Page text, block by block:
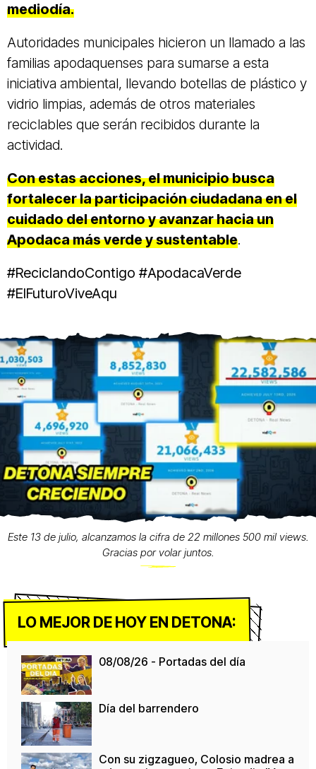
mediodía.
Autoridades municipales hicieron un llamado a las
familias apodaquenses para sumarse a esta
iniciativa ambiental, llevando botellas de plástico y
vidrio limpias, además de otros materiales
reciclables que serán recibidos durante la
actividad.
Con estas acciones, el municipio busca
fortalecer la participación ciudadana en el
cuidado del entorno y avanzar hacia un
Apodaca más verde y sustentable.
#ReciclandoContigo #ApodacaVerde
#ElFuturoViveAqu
Este 13 de julio, alcanzamos la cifra de 22 millones 500 mil views.
Gracias por volar juntos.
LO MEJOR DE HOY EN DETONA:
08/08/26 - Portadas del día
Día del barrendero
Con su zigzagueo, Colosio madrea a